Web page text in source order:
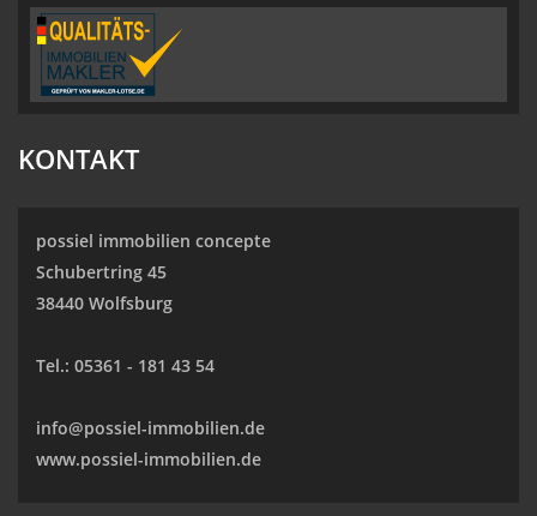
KONTAKT
possiel immobilien concepte
Schubertring 45
38440 Wolfsburg
Tel.: 05361 - 181 43 54
info@possiel-immobilien.de
www.possiel-immobilien.de